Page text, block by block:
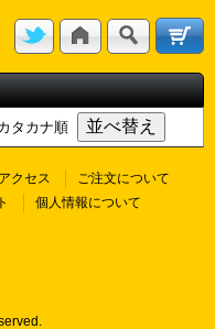
タカナ順
アクセス
ご注文について
個人情報について